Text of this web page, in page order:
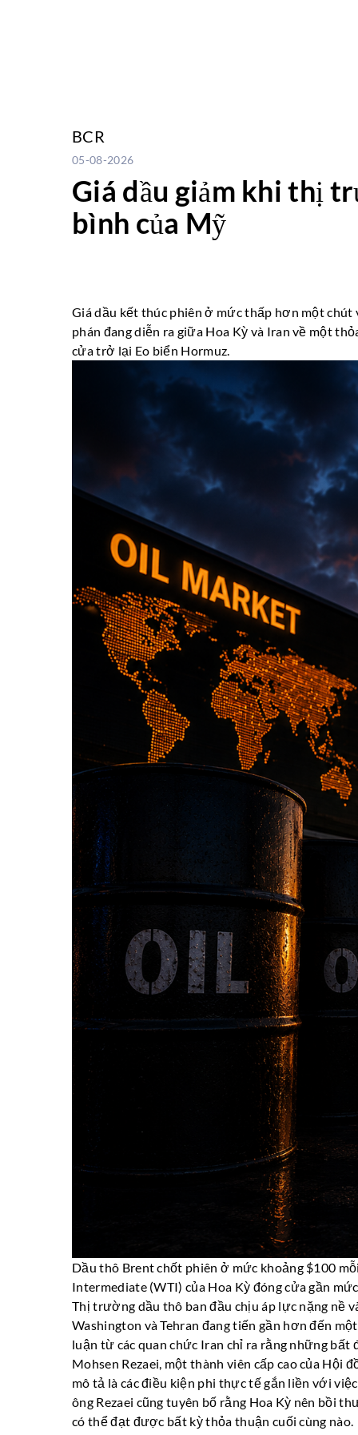
BCR
05-08-2026
Giá dầu giảm khi thị
bình của Mỹ
Giá dầu kết thúc phiên ở mức thấp hơn một chút
phán đang diễn ra giữa Hoa Kỳ và Iran về một
cửa trở lại Eo biển Hormuz.
Dầu thô Brent chốt phiên ở mức khoảng $100
Intermediate (WTI) của Hoa Kỳ đóng cửa gần
Thị trường dầu thô ban đầu chịu áp lực nặng nề
Washington và Tehran đang tiến gần hơn đến
luận từ các quan chức Iran chỉ ra rằng những bất
Mohsen Rezaei, một thành viên cấp cao của Hội
mô tả là các điều kiện phi thực tế gắn liền với
ông Rezaei cũng tuyên bố rằng Hoa Kỳ nên bồi
có thể đạt được bất kỳ thỏa thuận cuối cùng nào.